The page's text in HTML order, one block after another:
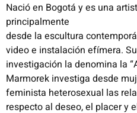
Nació en Bogotá y es una
principalmente
desde la escultura
video e instalación efímera. Su
investigación la denomina la
Marmorek investiga desde
feminista heterosexual las
respecto al deseo, el placer y